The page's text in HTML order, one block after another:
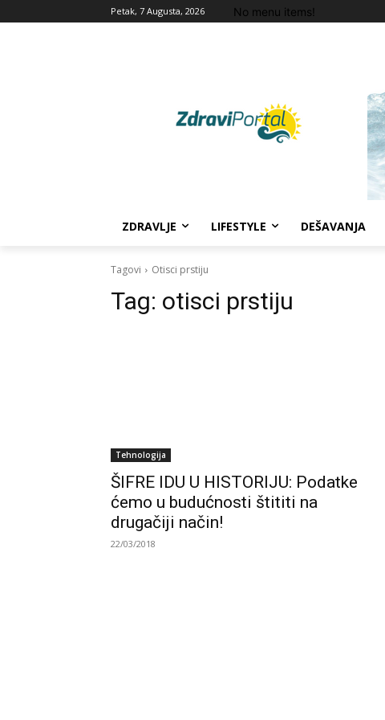
Petak, 7 Augusta, 2026 No menu items!
ZDRAVLJE LIFESTYLE DEŠAVANJA
Tagovi Otisci prstiju
Tag: otisci prstiju
Tehnologija
ŠIFRE IDU U HISTORIJU: Podatke
ćemo u budućnosti štititi na
drugačiji način!
22/03/2018